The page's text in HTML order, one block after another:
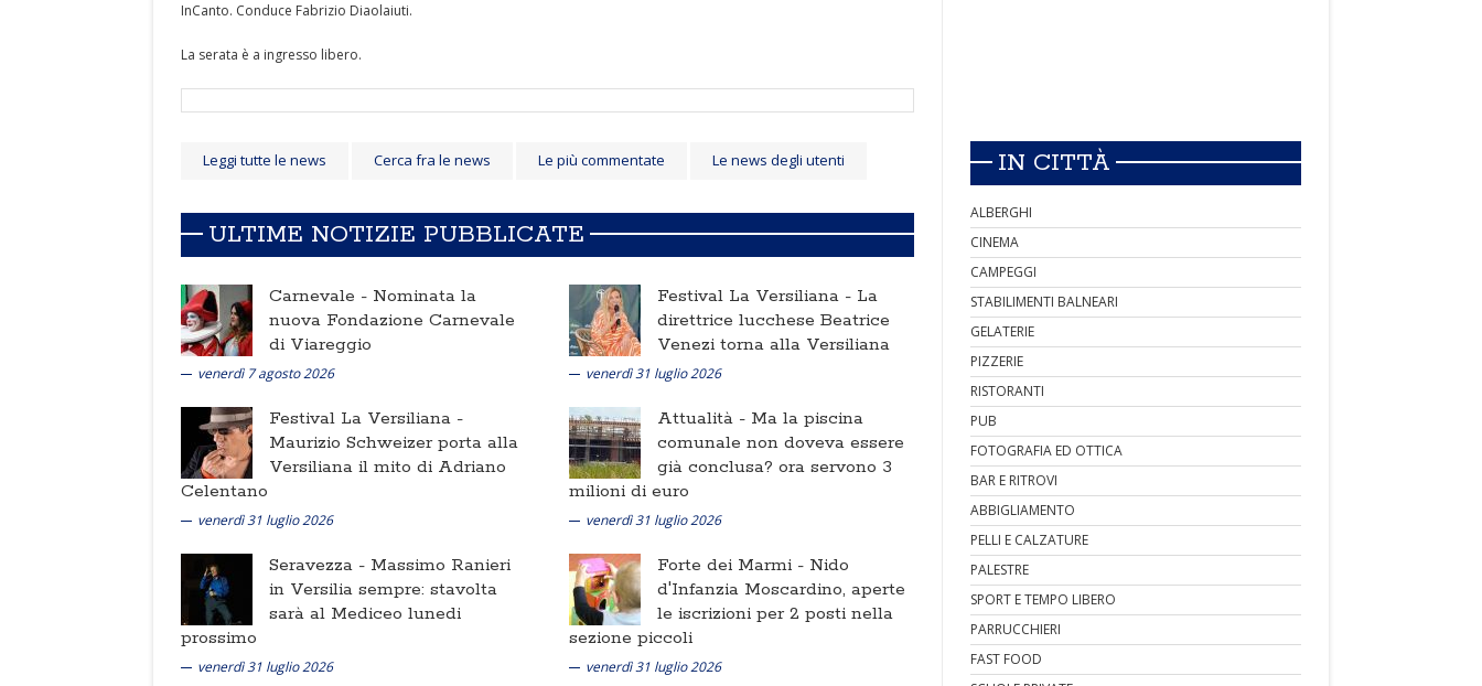
InCanto. Conduce Fabrizio Diaolaiuti.
La serata è a ingresso libero.
Leggi tutte le news Cerca fra le news Le più commentate Le news degli utenti
ULTIME NOTIZIE PUBBLICATE
Carnevale - Nominata la
nuova Fondazione Carnevale
di Viareggio
venerdì 7 agosto 2026
Festival La Versiliana - La
direttrice lucchese Beatrice
Venezi torna alla Versiliana
venerdì 31 luglio 2026
Festival La Versiliana -
Maurizio Schweizer porta alla
Versiliana il mito di Adriano
Celentano
venerdì 31 luglio 2026
Attualità - Ma la piscina
comunale non doveva essere
già conclusa? ora servono 3
milioni di euro
venerdì 31 luglio 2026
Seravezza - Massimo Ranieri
in Versilia sempre: stavolta
sarà al Mediceo lunedi
prossimo
venerdì 31 luglio 2026
Forte dei Marmi - Nido
d'Infanzia Moscardino, aperte
le iscrizioni per 2 posti nella
sezione piccoli
venerdì 31 luglio 2026
IN CITTÀ
ALBERGHI
CINEMA
CAMPEGGI
STABILIMENTI BALNEARI
GELATERIE
PIZZERIE
RISTORANTI
PUB
FOTOGRAFIA ED OTTICA
BAR E RITROVI
ABBIGLIAMENTO
PELLI E CALZATURE
PALESTRE
SPORT E TEMPO LIBERO
PARRUCCHIERI
FAST FOOD